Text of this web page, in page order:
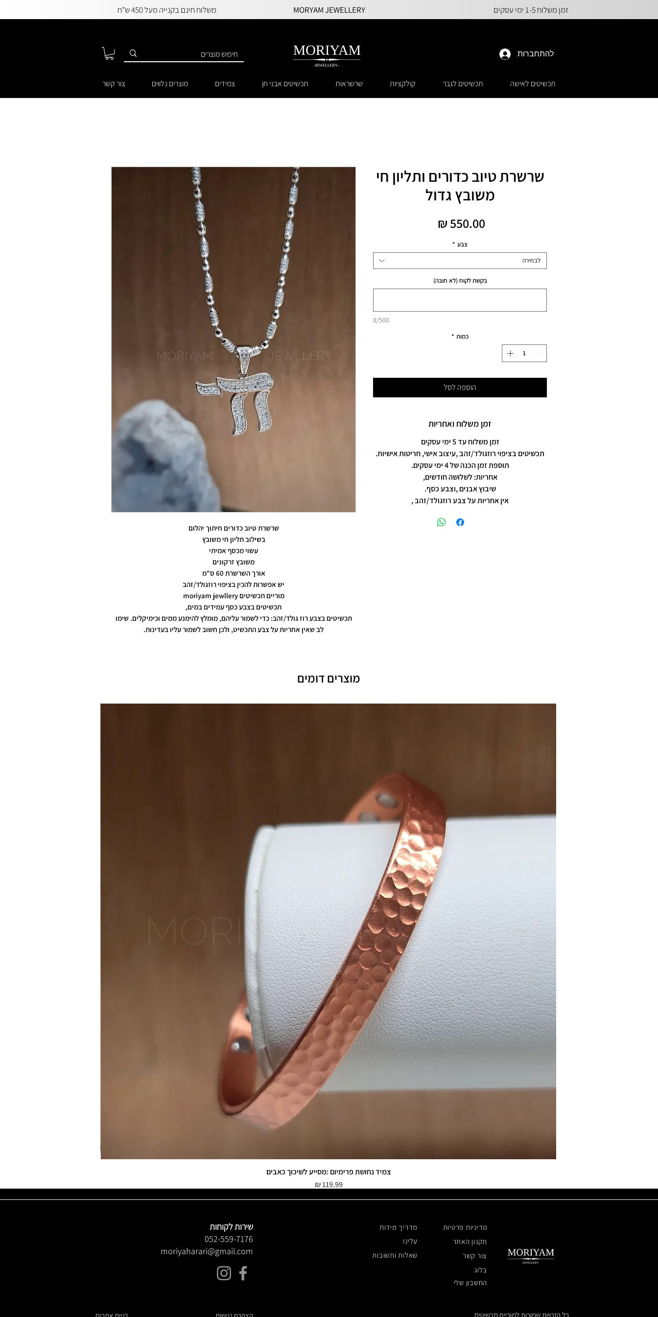
משלוח חינם בקנייה מעל 450 ש"ח MORYAM JEWELLERY זמן משלוח 1-5 ימי עסקים
להתחברות
תכשיטים לאישה תכשיטים לגבר קולקציות שרשראות תכשיטים אבני חן צמידים מוצרים נלווים צור קשר
שרשרת טיוב כדורים חיתוך יהלום
בשילוב תליון חי משובץ
עשוי מכסף אמיתי
משובץ זרקונים
אורך השרשרת 60 ס"מ
יש אפשרות להכין בציפוי רוזגולד/זהב
מוריים תכשיטים moriyam jewllery
תכשיטים בצבע כסף עמידים במים,
תכשיטים בצבע רוז גולד/זהב: כדי לשמור עליהם, מומלץ להימנע ממים וכימיקלים. שימו
לב שאין אחריות על צבע התכשיט, ולכן חשוב לשמור עליו בעדינות.
שרשרת טיוב כדורים ותליון חי
משובץ גדול
צבע *
לבחירה
בקשת לקוח (לא חובה)
0/500
כמות *
הוספה לסל
זמן משלוח ואחריות
זמן משלוח עד 5 ימי עסקים
תכשיטים בציפוי רוזגולד/זהב ,עיצוב אישי, חריטות אישיות.
תוספת זמן הכנה של 4 ימי עסקים.
אחריות: לשלושה חודשים,
שיבוץ אבנים ,וצבע כסף.
אין אחריות על צבע רוזגולד/זהב ,
מוצרים דומים
תצוגה מהירה
צמיד נחושת פרימיום :מסייע לשיכוך כאבים
מחיר‏119.99 ‏₪
שירות לקוחות
052-559-7176
moriyaharari@gmail.com
מדריך מידות
מדיניות פרטיות
עלינו
תקנון האתר
שאלות ותשובות
צור קשר
בלוג
החשבון שלי
כל הזכויות שמורות למוריים תכשיטים